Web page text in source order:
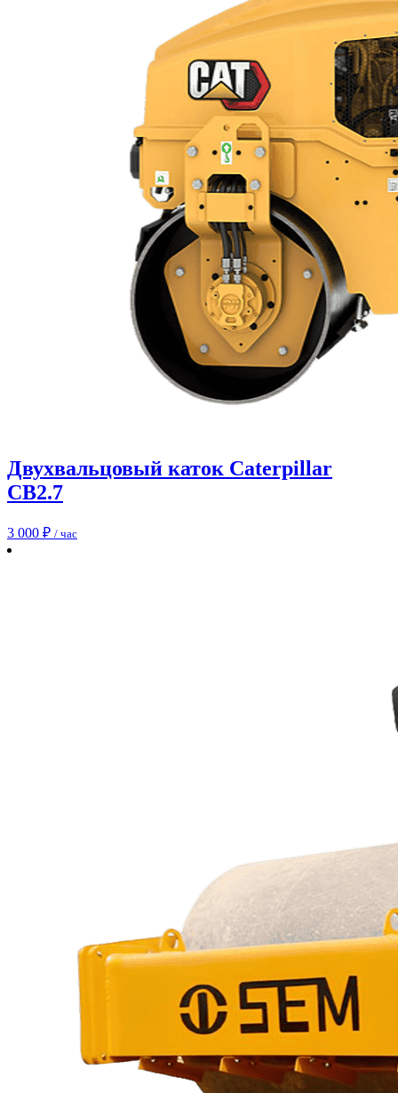
Двухвальцовый каток Caterpillar
CB2.7
3 000 ₽ / час